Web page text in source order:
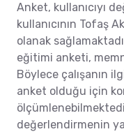
Anket, kullanıcıyı
kullanıcının Tofaş
olanak
eğitimi anketi,
Böylece çalışanın
anket olduğu için
değerlendirmenin